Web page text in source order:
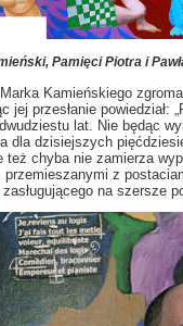
Pamięci Piotra i
Kamieńskiego
jej przesłanie powiedział:
lat. Nie będąc
dla dzisiejszych
też chyba nie zamierza
przemieszanymi z
zasługującego na szersze